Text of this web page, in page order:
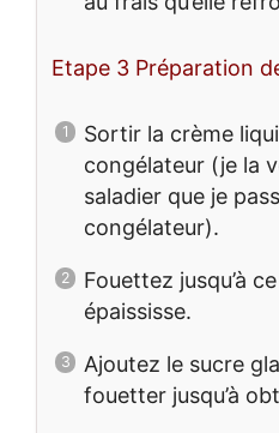
Etape 3 Préparation
Sortir la crème
congélateur (je la
saladier que je
congélateur).
Fouettez jusqu’à
épaississe.
Ajoutez le sucre
fouetter jusqu’à